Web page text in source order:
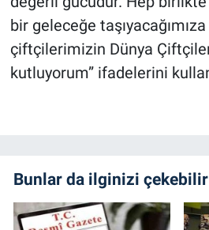
bir geleceğe
çiftçilerimizin Dünya
kutluyorum” ifadelerini
Bunlar da ilginizi çekebilir